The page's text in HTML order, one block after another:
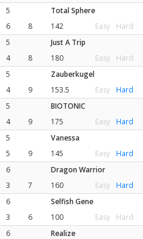
5
Total Sphere
6
8 142 Easy Hard
5
Just A Trip
4
8 180 Easy Hard
5
Zauberkugel
4
9 153.5 Easy Hard
5
BIOTONIC
4
9 175 Easy Hard
5
Vanessa
5
9 145 Easy Hard
6
Dragon Warrior
3
7 160 Easy Hard
6
Selfish Gene
3
6 100 Easy Hard
6
Realize